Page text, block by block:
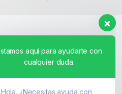
Estamos aqui para ayudarte con
Hola. ¿Necesitas ayuda con